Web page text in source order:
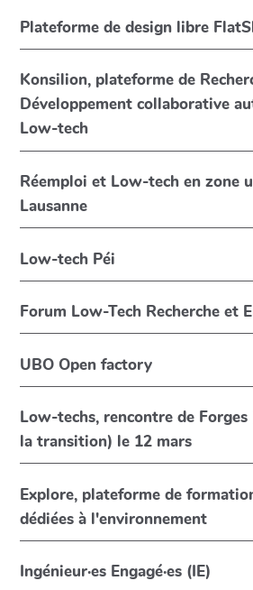
Plateforme de design libre
Konsilion, plateforme de
Développement collaborative
Low-tech
Réemploi et Low-tech en zone
Lausanne
Low-tech Péi
Forum Low-Tech Recherche
UBO Open factory
Low-techs, rencontre de Forges
la transition) le 12 mars
Explore, plateforme de
dédiées à l'environnement
Ingénieur·es Engagé·es (IE)